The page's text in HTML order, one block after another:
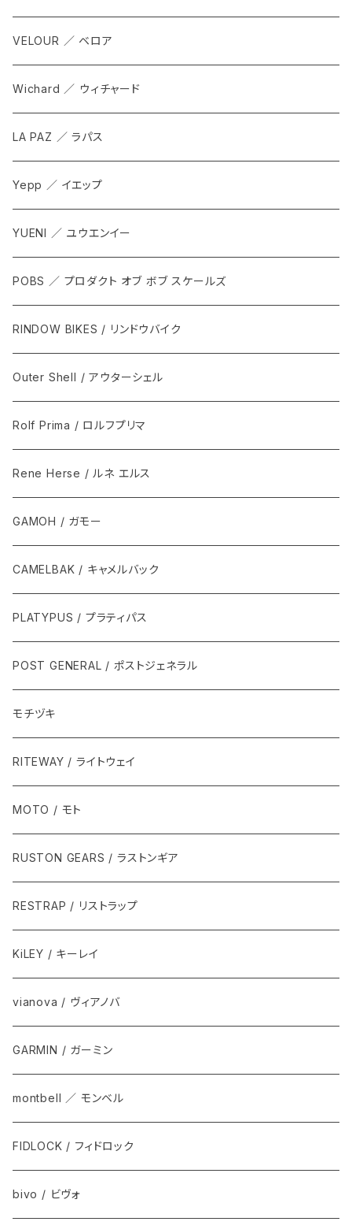
Tops
Bottoms
Accesorries
VELOUR ／ ベロア
Wichard ／ ウィチャード
LA PAZ ／ ラパス
Yepp ／ イエップ
YUENI ／ ユウエンイー
POBS ／ プロダクト オブ ボブ スケールズ
RINDOW BIKES / リンドウバイク
Outer Shell / アウターシェル
Rolf Prima / ロルフプリマ
Rene Herse / ルネ エルス
GAMOH / ガモー
CAMELBAK / キャメルバック
PLATYPUS / プラティパス
POST GENERAL / ポストジェネラル
モチヅキ
RITEWAY / ライトウェイ
MOTO / モト
RUSTON GEARS / ラストンギア
RESTRAP / リストラップ
KiLEY / キーレイ
vianova / ヴィアノバ
GARMIN / ガーミン
montbell ／ モンベル
FIDLOCK / フィドロック
bivo / ビヴォ